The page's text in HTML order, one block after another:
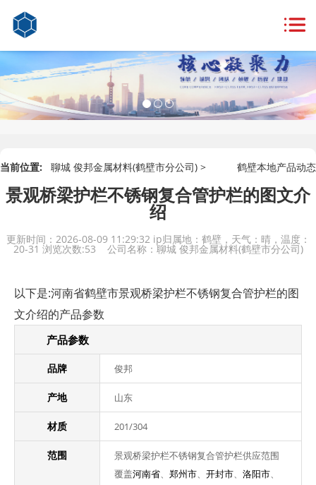
当前位置: 聊城 俊邦金属材料(鹤壁市分公司) > 鹤壁本地产品动态
景观桥梁护栏不锈钢复合管护栏的图文介
绍
更新时间：2026-08-09 11:29:32ip归属地：鹤壁，天气：晴，温度：
20-31 浏览次数:53 公司名称：聊城 俊邦金属材料(鹤壁市分公司)
以下是:河南省鹤壁市景观桥梁护栏不锈钢复合管护栏的图
文介绍的产品参数
产品参数
品牌 俊邦
产地 山东
材质 201/304
范围
景观桥梁护栏不锈钢复合管护栏供应范围
覆盖河南省、 郑州市、 开封市、 洛阳市、